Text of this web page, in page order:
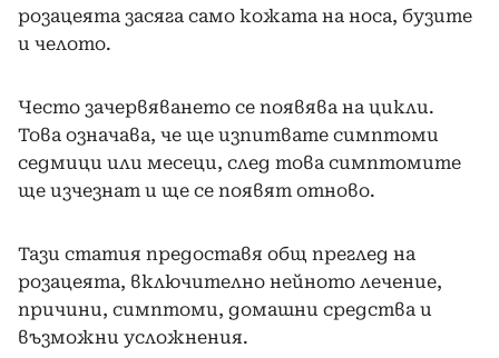
розацеята засяга само кожата на носа, бузите
и челото.
Често зачервяването се появява на цикли.
Това означава, че ще изпитвате симптоми
седмици или месеци, след това симптомите
ще изчезнат и ще се появят отново.
Тази статия предоставя общ преглед на
розацеята, включително нейното лечение,
причини, симптоми, домашни средства и
възможни усложнения.